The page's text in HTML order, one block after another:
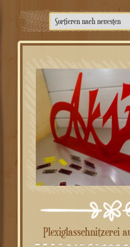
Plexiglasschnitzerei